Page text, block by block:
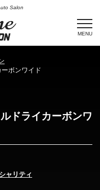
Salon
MENU
ボンワイド
ライカーボンワ
ャリティ